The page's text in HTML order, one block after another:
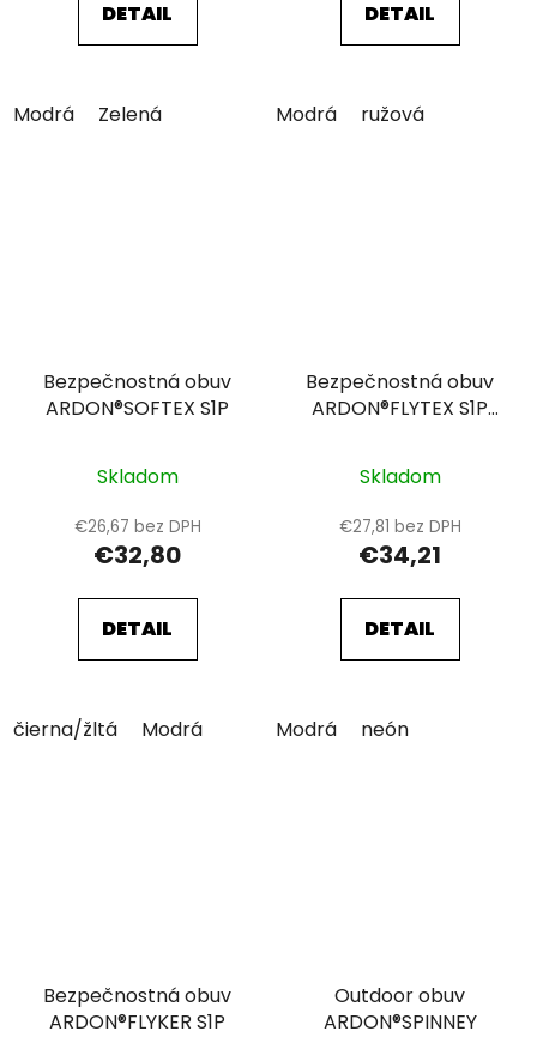
DETAIL
Modrá Zelená
DETAIL
Modrá ružová
Bezpečnostná obuv
ARDON®SOFTEX S1P
Skladom
€26,67 bez DPH
€32,80
DETAIL
čierna/žltá Modrá
Bezpečnostná obuv
ARDON®FLYTEX S1P
Skladom
€27,81 bez DPH
€34,21
DETAIL
Modrá neón
Bezpečnostná obuv
ARDON®FLYKER S1P
Outdoor obuv
ARDON®SPINNEY